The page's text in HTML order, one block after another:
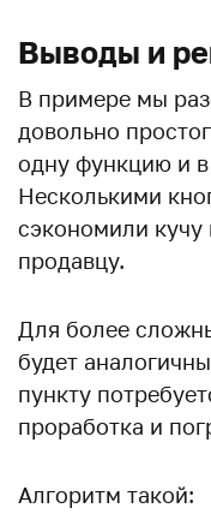
Выводы и
В примере мы
довольно
одну функцию и в
Несколькими
сэкономили кучу
продавцу.
Для более
будет
пункту
проработка и
Алгоритм такой: